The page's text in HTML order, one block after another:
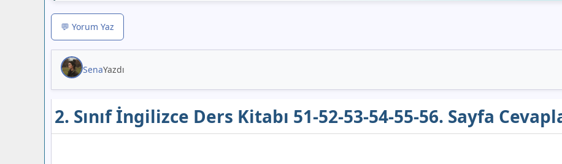
💬 Yorum Yaz
SenaYazdı
2. Sınıf İngilizce Ders Kitabı 51-52-53-54-55-56. Sayfa